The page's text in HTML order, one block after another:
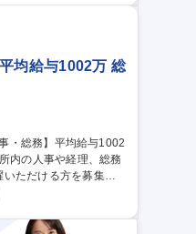
均給与1002万 総
ただける方を募集し
にて行っており、今